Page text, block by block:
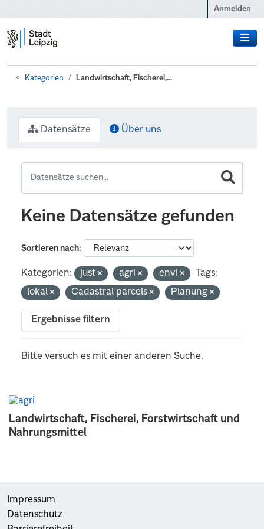
Anmelden
Kategorien Landwirtschaft, Fischerei,...
Landwirtschaft, Fischerei, Forstwirtschaft und
Nahrungsmittel
Datensätze Über uns
Keine Datensätze gefunden
Sortieren nach
Kategorien: just agri envi
Tags:
lokal
Cadastral parcels Planung
Ergebnisse filtern
Bitte versuch es mit einer anderen Suche.
Impressum
Datenschutz